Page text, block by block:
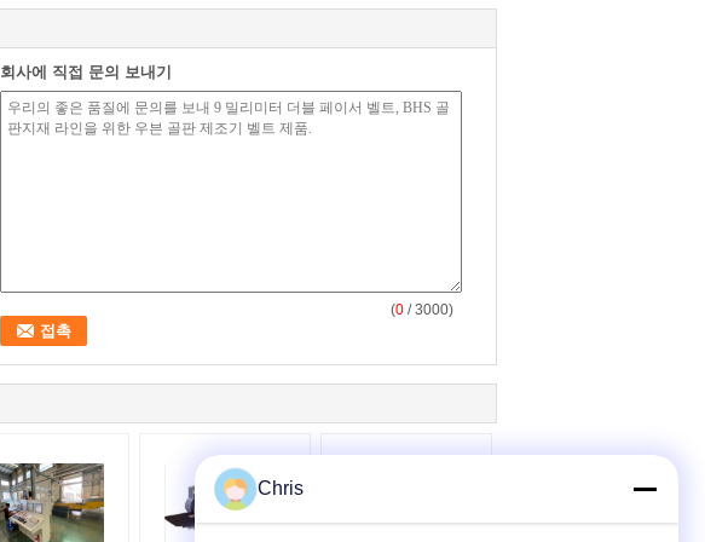
회사에 직접 문의 보내기
(0 / 3000)
Chris